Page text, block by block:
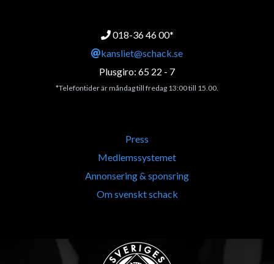
018-36 46 00*
kansliet@schack.se
Plusgiro: 65 22 - 7
*Telefontider är måndag till fredag 13:00 till 15.00.
Press
Medlemssystemet
Annonsering & sponsring
Om svenskt schack